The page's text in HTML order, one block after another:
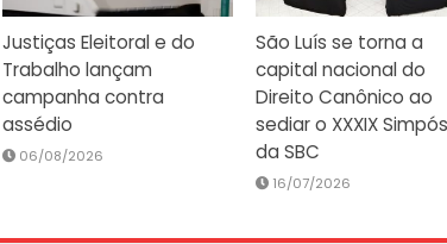
Justiças Eleitoral e do
Trabalho lançam
campanha contra
assédio
06/08/2026
São Luís se torna a
capital nacional do
Direito Canônico ao
sediar o XXXIX
da SBC
16/07/2026